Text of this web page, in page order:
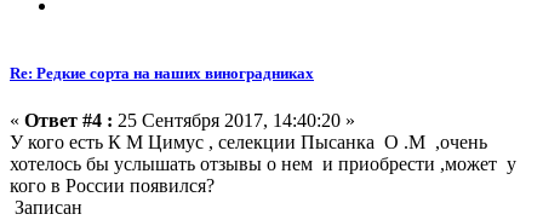
Re: Редкие сорта на наших виноградниках
« Ответ #4 : 25 Сентября 2017, 14:40:20 »
У кого есть К М Цимус , селекции Пысанка О .М ,очень
хотелось бы услышать отзывы о нем и приобрести ,может у
кого в России появился?
Записан